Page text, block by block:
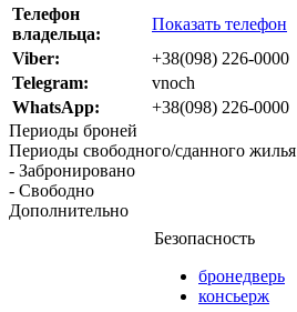
Телефон
владельца:
Показать телефон
Viber:
+38(098) 226-0000
Telegram:
vnoch
WhatsApp:
+38(098) 226-0000
Периоды броней
Периоды свободного/сданного жилья
- Забронировано
- Свободно
Дополнительно
Безопасность
бронедверь
консьерж